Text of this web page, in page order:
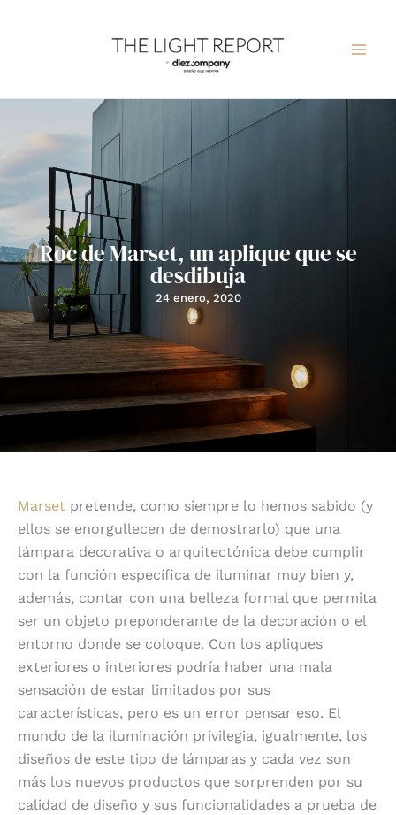
Roc de Marset, un aplique que se
desdibuja
24 enero, 2020
Marset pretende, como siempre lo hemos sabido (y
ellos se enorgullecen de demostrarlo) que una
lámpara decorativa o arquitectónica debe cumplir
con la función específica de iluminar muy bien y,
además, contar con una belleza formal que permita
ser un objeto preponderante de la decoración o el
entorno donde se coloque. Con los apliques
exteriores o interiores podría haber una mala
sensación de estar limitados por sus
características, pero es un error pensar eso. El
mundo de la iluminación privilegia, igualmente, los
diseños de este tipo de lámparas y cada vez son
más los nuevos productos que sorprenden por su
calidad de diseño y sus funcionalidades a prueba de